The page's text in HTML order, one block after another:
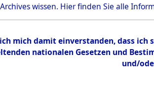
Inhalt
Zur Übersicht
wissen. Hierfinden Sie alle
mich damit einverstanden, dass
nationalen Gesetzen und
und/